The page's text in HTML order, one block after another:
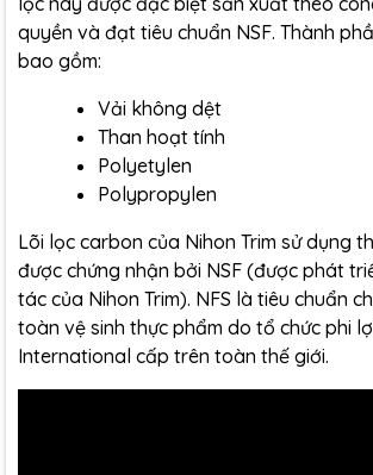
quyền và đạt tiêu chuẩn NSF. Thành
bao gồm:
Vải không dệt
Than hoạt tính
Polyetylen
Polypropylen
Lõi lọc carbon của Nihon Trim sử dụng
được chứng nhận bởi NSF (được phát
tác của Nihon Trim). NFS là tiêu chuẩn
toàn vệ sinh thực phẩm do tổ chức phi
International cấp trên toàn thế giới.